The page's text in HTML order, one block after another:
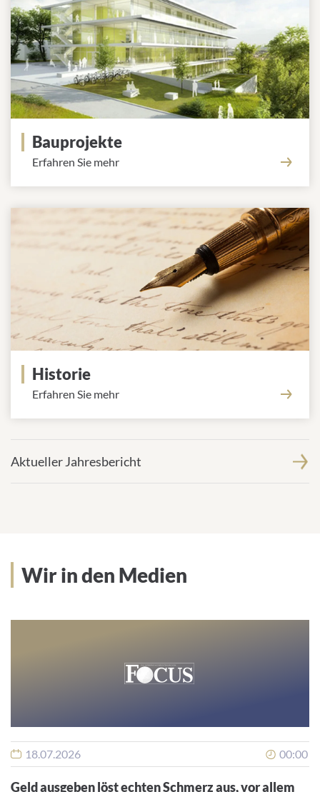
Bauprojekte
Erfahren Sie mehr
Historie
Erfahren Sie mehr
Aktueller Jahresbericht
Wir in den Medien
Wir in den Medien
18.07.2026 00:00
Geld ausgeben löst echten Schmerz aus, vor allem